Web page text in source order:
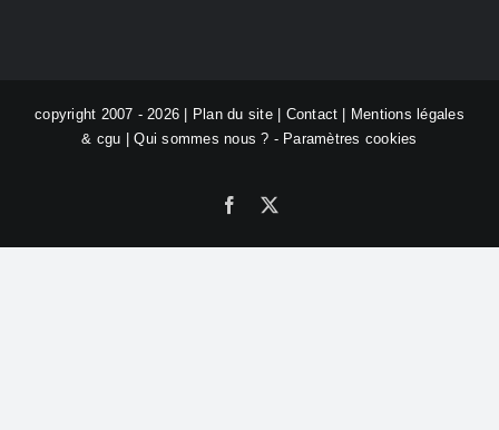
copyright 2007 - 2026 | Plan du site| Contact | Mentions légales
& cgu |Qui sommes nous ? - Paramètres cookies
Facebook